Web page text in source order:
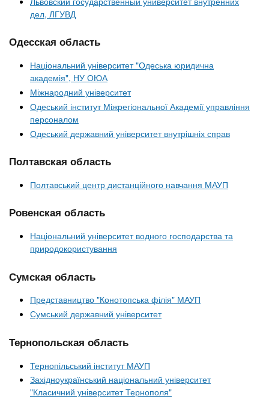
дел, ЛГУВД
Одесская область
Національний університет "Одеська юридична
академія", НУ ОЮА
Міжнародний університет
Одеський інститут Міжрегіональної Академії управління
персоналом
Одеський державний університет внутрішніх справ
Полтавская область
Полтавський центр дистанційного навчання МАУП
Ровенская область
Національний університет водного господарства та
природокористування
Сумская область
Представництво "Конотопська філія" МАУП
Сумський державний університет
Тернопольская область
Тернопільський інститут МАУП
Західноукраїнський національний університет
"Класичний університет Тернополя"